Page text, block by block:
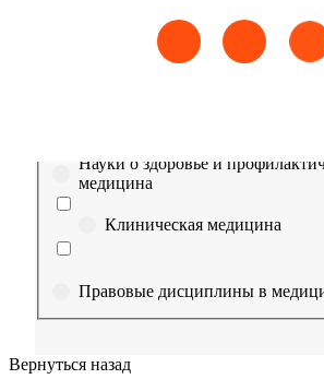
Сестринское дело Эпидемиология
Выберите направление
Науки о здоровье и
медицина
Клиническая медицина
Правовые дисциплины в
Вернуться назад